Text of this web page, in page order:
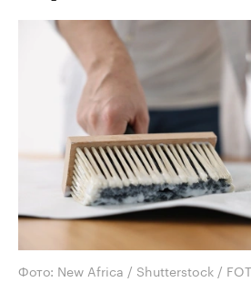
Фото: New Africa / Shutterstock /